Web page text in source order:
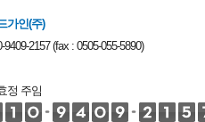
가인(주)
9409-2157 (fax : 0505-055-5890)
정 주임